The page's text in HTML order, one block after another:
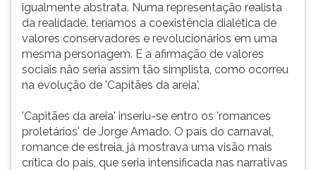
igualmente abstrata. Numa representação realista
da realidade, teríamos a coexistência dialética de
valores conservadores e revolucionários em uma
mesma personagem. E a afirmação de valores
sociais não seria assim tão simplista, como ocorreu
na evolução de 'Capitães da areia'.
'Capitães da areia' inseriu-se entro os 'romances
proletários' de Jorge Amado. O país do carnaval,
romance de estreia, já mostrava uma visão mais
crítica do país, que seria intensificada nas narrativas